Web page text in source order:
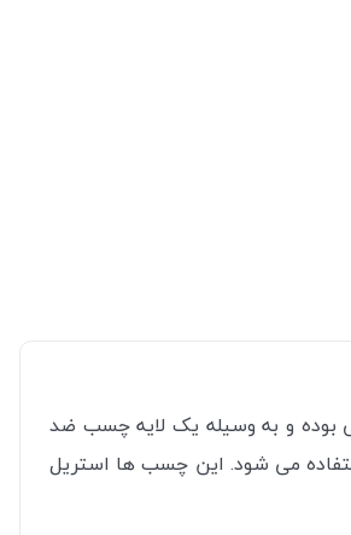
بوده و به وسیله یک لایه چسب ضد
می شود. این چسب ها استریل